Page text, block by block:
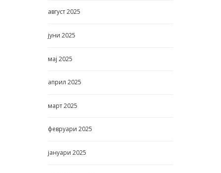
август 2025
јуни 2025
мај 2025
април 2025
март2025
февруари 2025
јануари 2025